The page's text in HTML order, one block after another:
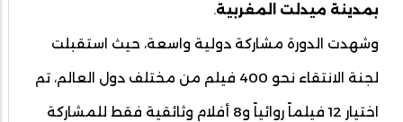
بمدينة ميدلت المغربية.
وشهدت الدورة مشاركة دولية واسعة، حيث استقبلت
لجنة الانتقاء نحو 400 فيلم من مختلف دول العالم، تم
اختيار 12 فيلماً روائياً و8 أفلام وثائقية فقط للمشاركة